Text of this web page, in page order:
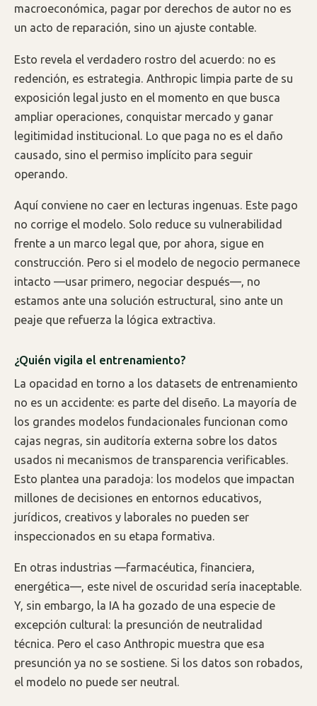
macroeconómica, pagar por derechos de autor no es
un acto de reparación, sino un ajuste contable.
Esto revela el verdadero rostro del acuerdo: no es
redención, es estrategia. Anthropic limpia parte de su
exposición legal justo en el momento en que busca
ampliar operaciones, conquistar mercado y ganar
legitimidad institucional. Lo que paga no es el daño
causado, sino el permiso implícito para seguir
operando.
Aquí conviene no caer en lecturas ingenuas. Este pago
no corrige el modelo. Solo reduce su vulnerabilidad
frente a un marco legal que, por ahora, sigue en
construcción. Pero si el modelo de negocio permanece
intacto —usar primero, negociar después—, no
estamos ante una solución estructural, sino ante un
peaje que refuerza la lógica extractiva.
¿Quién vigila el entrenamiento?
La opacidad en torno a los datasets de entrenamiento
no es un accidente: es parte del diseño. La mayoría de
los grandes modelos fundacionales funcionan como
cajas negras, sin auditoría externa sobre los datos
usados ni mecanismos de transparencia verificables.
Esto plantea una paradoja: los modelos que impactan
millones de decisiones en entornos educativos,
jurídicos, creativos y laborales no pueden ser
inspeccionados en su etapa formativa.
En otras industrias —farmacéutica, financiera,
energética—, este nivel de oscuridad sería inaceptable.
Y, sin embargo, la IA ha gozado de una especie de
excepción cultural: la presunción de neutralidad
técnica. Pero el caso Anthropic muestra que esa
presunción ya no se sostiene. Si los datos son robados,
el modelo no puede ser neutral.